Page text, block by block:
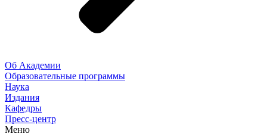
Об Академии
Образовательные программы
Наука
Издания
Кафедры
Пресс-центр
Меню